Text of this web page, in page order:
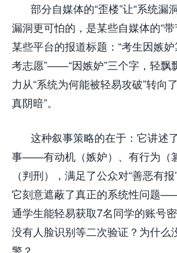
部分自媒体的“歪楼”让“系统漏
漏洞更可怕的，是某些自媒体的“
某些平台的报道标题：“考生因嫉
考志愿”——“因嫉妒”三个字，轻飘
力从“系统为何能被轻易攻破”转向
真阴暗”。
这种叙事策略的在于：它讲述
事——有动机（嫉妒）、有行为（
（判刑），满足了公众对“善恶有
它刻意遮蔽了真正的系统性问题
通学生能轻易获取7名同学的账号
没有人脸识别等二次验证？为什么